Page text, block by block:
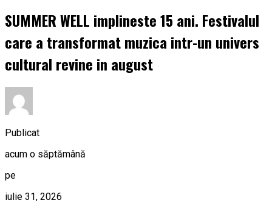
SUMMER WELL implineste 15 ani. Festivalul
care a transformat muzica intr-un univers
cultural revine in august
Publicat
acum o săptămână
pe
iulie 31, 2026